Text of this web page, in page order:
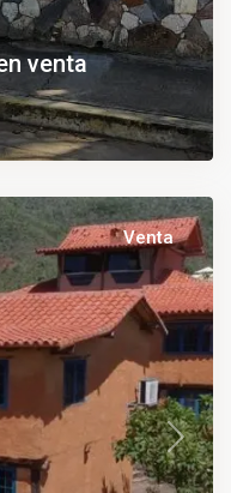
venta
Venta
Next